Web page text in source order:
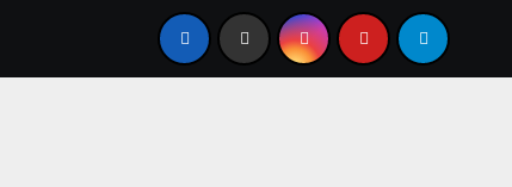
안구건조증 때문에 인공눈물 달고 사시나요? 하루 20초만